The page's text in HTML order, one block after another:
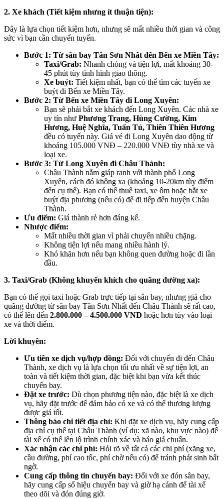
2. Xe khách (Tiết kiệm nhưng ít thuận tiện):
Đây là lựa chọn tiết kiệm hơn, nhưng sẽ mất nhiều thời gian và công
sức vì bạn cần chuyển tuyến.
Bước 1: Từ sân bay Tân Sơn Nhất đến Bến xe Miền Tây:
Taxi/Grab: Nhanh chóng và tiện lợi, mất khoảng 30-
45 phút tùy tình hình giao thông.
Xe buýt: Tiết kiệm nhất, bạn có thể tìm các tuyến xe
buýt đi Bến xe Miền Tây.
Bước 2: Từ Bến xe Miền Tây đi Long Xuyên:
Bạn sẽ phải bắt xe khách đến Long Xuyên. Các nhà xe
uy tín như Phương Trang, Hùng Cường, Kim
Hương, Huệ Nghĩa, Tuấn Tú, Thiên Thiên Hương
đều có tuyến này. Giá vé đi Long Xuyên dao động từ
khoảng 105.000 VNĐ – 220.000 VNĐ tùy nhà xe và
loại xe.
Bước 3: Từ Long Xuyên đi Châu Thành:
Châu Thành nằm giáp ranh với thành phố Long
Xuyên, cách đó không xa (khoảng 10-20km tùy điểm
đến cụ thể). Bạn có thể thuê taxi, xe ôm hoặc bắt xe
buýt địa phương (nếu có) để đi tiếp đến huyện Châu
Thành.
Ưu điểm: Giá thành rẻ hơn đáng kể.
Nhược điểm:
Mất nhiều thời gian vì phải chuyển nhiều chặng.
Không tiện lợi nếu mang nhiều hành lý.
Khó khăn hơn nếu bạn không quen đường hoặc đi lần
đầu.
3. Taxi/Grab (Không khuyến khích cho quãng đường xa):
Bạn có thể gọi taxi hoặc Grab trực tiếp tại sân bay, nhưng giá cho
quãng đường từ sân bay Tân Sơn Nhất đến Châu Thành sẽ rất cao,
có thể lên đến 2.800.000 – 4.500.000 VNĐ hoặc hơn tùy vào loại
xe và thời điểm.
Lời khuyên:
Ưu tiên xe dịch vụ/hợp đồng: Đối với chuyến đi đến Châu
Thành, xe dịch vụ là lựa chọn tối ưu nhất về sự tiện lợi, an
toàn và tiết kiệm thời gian, đặc biệt khi bạn vừa kết thúc
chuyến bay.
Đặt xe trước: Dù chọn phương tiện nào, đặc biệt là xe dịch
vụ, hãy đặt trước để đảm bảo có xe và có thể thương lượng
được giá tốt.
Thông báo chi tiết địa chỉ: Khi đặt xe dịch vụ, hãy cung cấp
địa chỉ cụ thể tại Châu Thành (ví dụ: xã nào, khu vực nào) để
tài xế có thể lên lộ trình chính xác và báo giá chuẩn.
Xác nhận các chi phí: Hỏi rõ về tất cả các chi phí (xăng xe,
cầu đường, phí cao tốc, phí chờ nếu có) để tránh phát sinh bất
ngờ.
Cung cấp thông tin chuyến bay: Đối với xe đón sân bay,
hãy cung cấp số hiệu chuyến bay và giờ hạ cánh để tài xế
theo dõi và đón đúng giờ.